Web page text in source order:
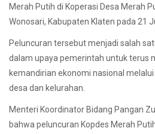
Merah Putih di Koperasi Desa Merah
Wonosari, Kabupaten Klaten pada 21
Peluncuran tersebut menjadi salah
dalam upaya pemerintah untuk terus
kemandirian ekonomi nasional
desa dan kelurahan.
Menteri Koordinator Bidang Pangan
bahwa peluncuran Kopdes Merah